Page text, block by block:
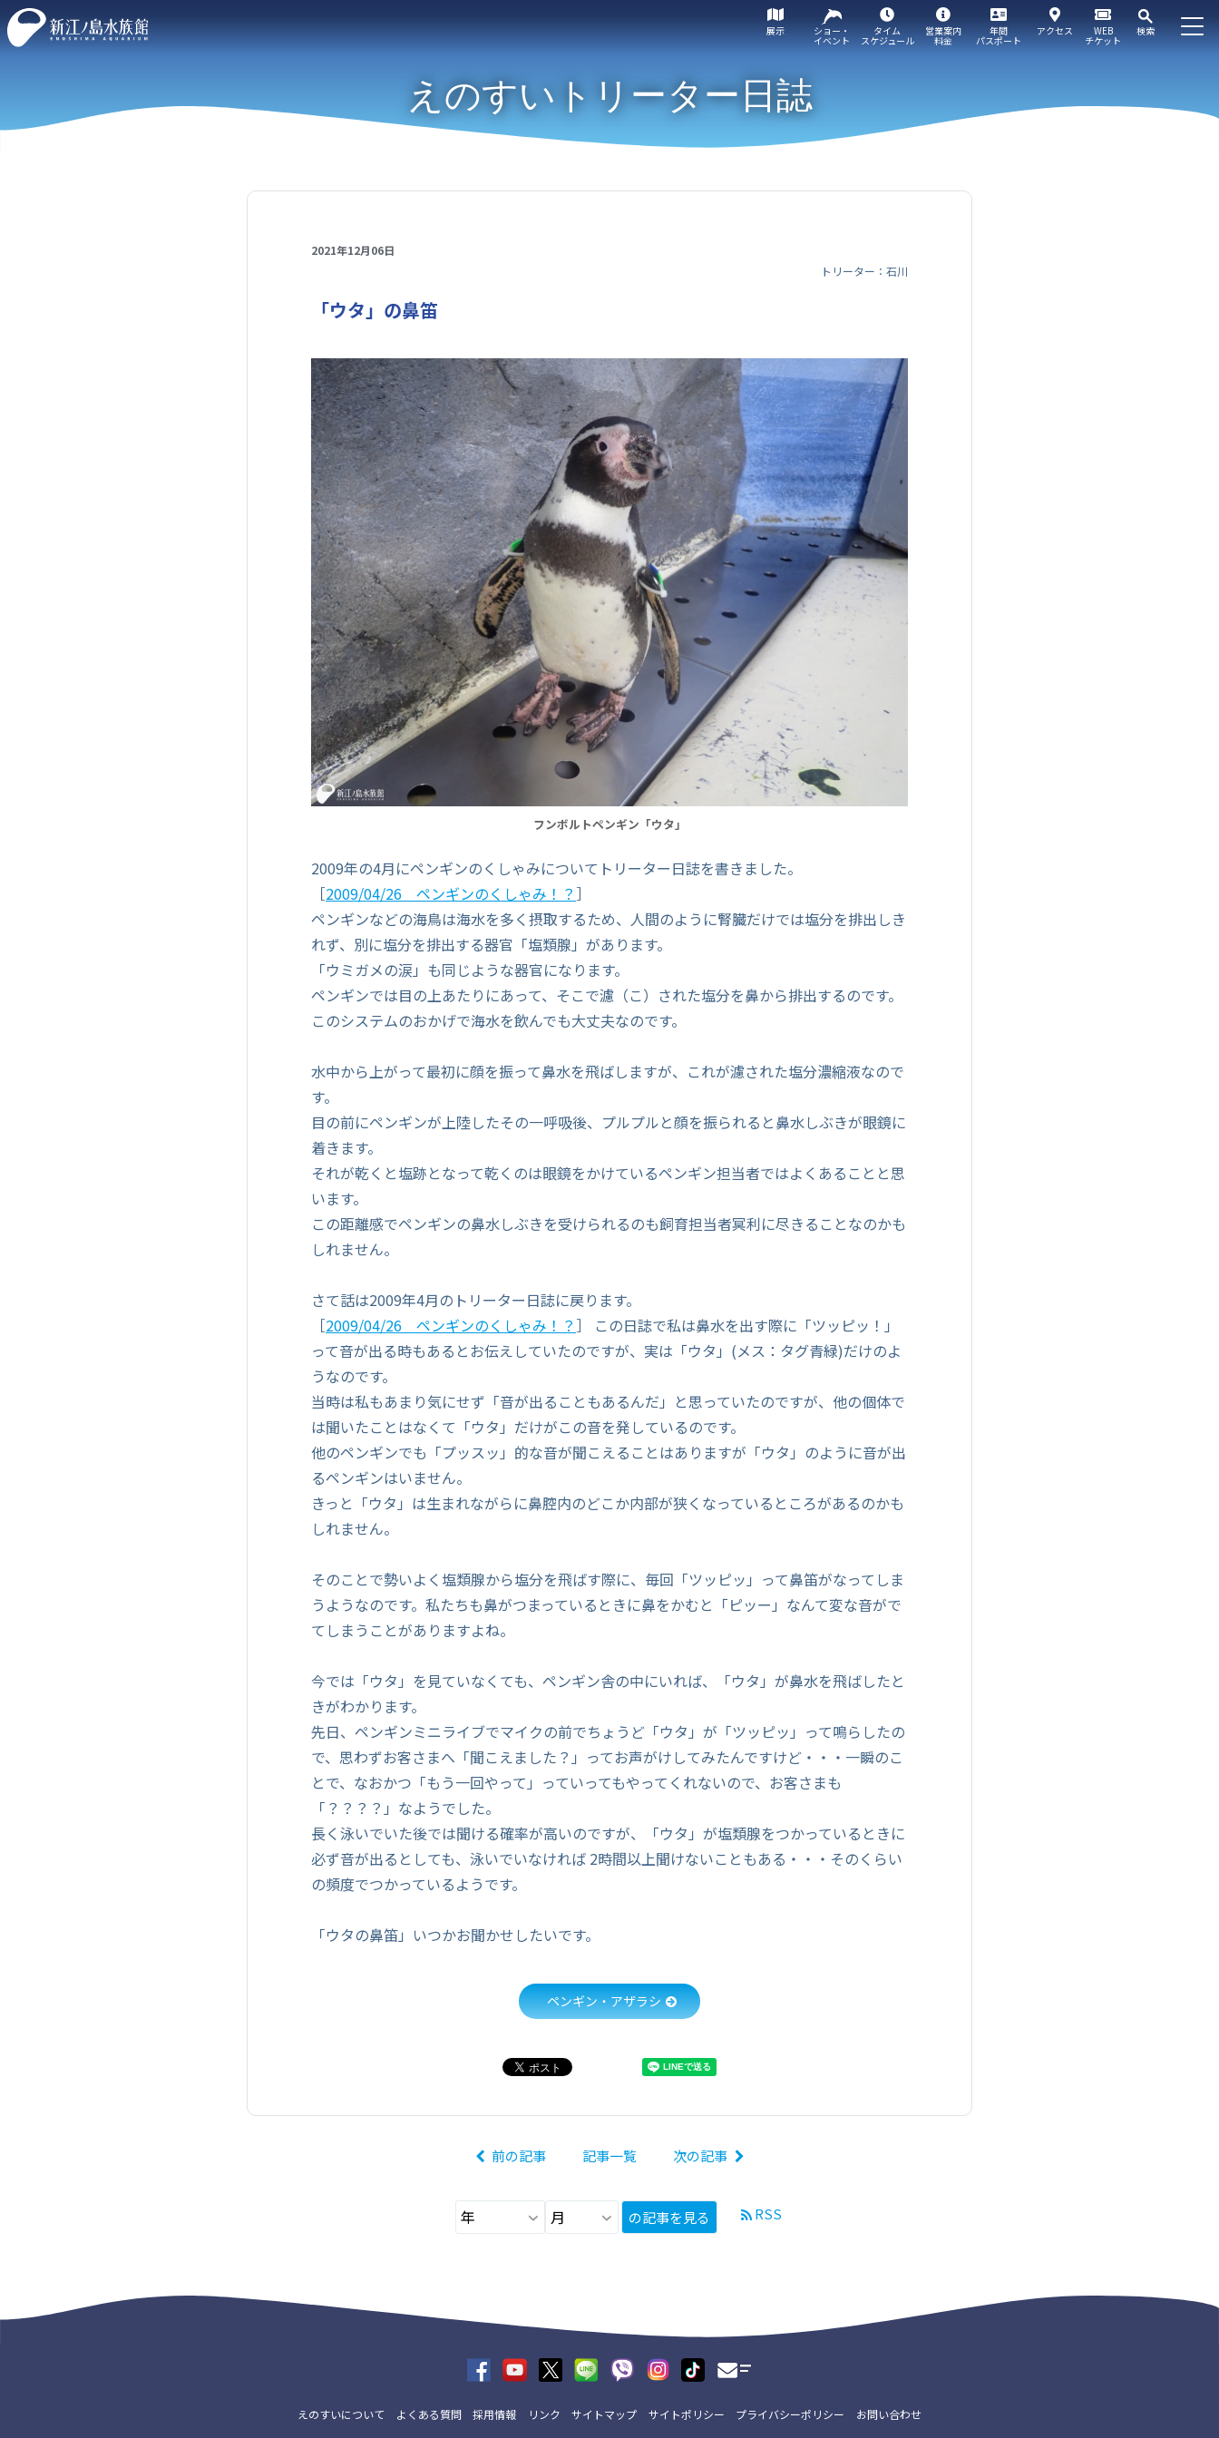
WEB
チケット
検索
展示 ショー・
イベント
タイム
スケジュール
営業案内
料金
年間
パスポート
アクセス
えのすいトリーター日誌
2021年12月06日
トリーター：石川
「ウタ」の鼻笛
フンボルトペンギン「ウタ」
2009年の4月にペンギンのくしゃみについてトリーター日誌を書きました。
［2009/04/26 ペンギンのくしゃみ！？ ］
ペンギンなどの海鳥は海水を多く摂取するため、人間のように腎臓だけでは塩分を排出しき
れず、別に塩分を排出する器官「塩類腺」があります。
「ウミガメの涙」も同じような器官になります。
ペンギンでは目の上あたりにあって、そこで濾（こ）された塩分を鼻から排出するのです。
このシステムのおかげで海水を飲んでも大丈夫なのです。
水中から上がって最初に顔を振って鼻水を飛ばしますが、これが濾された塩分濃縮液なので
す。
目の前にペンギンが上陸したその一呼吸後、プルプルと顔を振られると鼻水しぶきが眼鏡に
着きます。
それが乾くと塩跡となって乾くのは眼鏡をかけているペンギン担当者ではよくあることと思
います。
この距離感でペンギンの鼻水しぶきを受けられるのも飼育担当者冥利に尽きることなのかも
しれません。
さて話は2009年4月のトリーター日誌に戻ります。
［2009/04/26 ペンギンのくしゃみ！？ ］ この日誌で私は鼻水を出す際に「ツッピッ！」
って音が出る時もあるとお伝えしていたのですが、実は「ウタ」(メス：タグ青緑)だけのよ
うなのです。
当時は私もあまり気にせず「音が出ることもあるんだ」と思っていたのですが、他の個体で
は聞いたことはなくて「ウタ」だけがこの音を発しているのです。
他のペンギンでも「プッスッ」的な音が聞こえることはありますが「ウタ」のように音が出
るペンギンはいません。
きっと「ウタ」は生まれながらに鼻腔内のどこか内部が狭くなっているところがあるのかも
しれません。
そのことで勢いよく塩類腺から塩分を飛ばす際に、毎回「ツッピッ」って鼻笛がなってしま
うようなのです。私たちも鼻がつまっているときに鼻をかむと「ピッー」なんて変な音がで
てしまうことがありますよね。
今では「ウタ」を見ていなくても、ペンギン舎の中にいれば、「ウタ」が鼻水を飛ばしたと
きがわかります。
先日、ペンギンミニライブでマイクの前でちょうど「ウタ」が「ツッピッ」って鳴らしたの
で、思わずお客さまへ「聞こえました？」ってお声がけしてみたんですけど・・・一瞬のこ
とで、なおかつ「もう一回やって」っていってもやってくれないので、お客さまも
「？？？？」なようでした。
長く泳いでいた後では聞ける確率が高いのですが、「ウタ」が塩類腺をつかっているときに
必ず音が出るとしても、泳いでいなければ 2時間以上聞けないこともある・・・そのくらい
の頻度でつかっているようです。
「ウタの鼻笛」いつかお聞かせしたいです。
ペンギン・アザラシ
前の記事 記事一覧 次の記事
の記事を見る RSS
えのすいについて よくある質問 採用情報 リンク サイトマップ サイトポリシー プライバシーポリシー お問い合わせ